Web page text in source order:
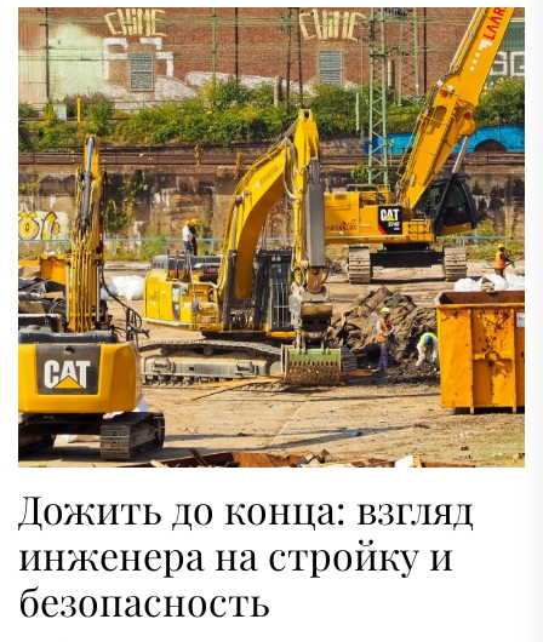
строители, архитекторы, и, в особенности,...
Дожить до конца: взгляд
инженера на стройку и
безопасность